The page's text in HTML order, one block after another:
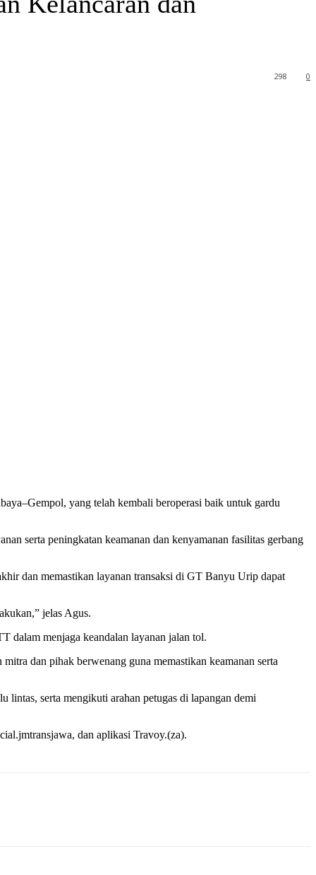
0
298
yang telah kembali beroperasi baik untuk gardu
serta peningkatan keamanan dan kenyamanan fasilitas gerbang
dan memastikan layanan transaksi di GT Banyu Urip dapat
jelas Agus.
dalam menjaga keandalan layanan jalan tol.
dan pihak berwenang guna memastikan keamanan serta
lintas, serta mengikuti arahan petugas di lapangan demi
dan aplikasi Travoy.(za).